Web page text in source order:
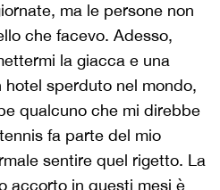
ma le persone non
che facevo. Adesso,
la giacca e una
sperduto nel mondo,
qualcuno che mi direbbe
fa parte del mio
sentire quel rigetto. La
accorto in questi mesi è